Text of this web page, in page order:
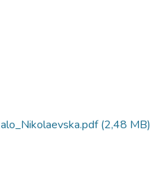
(2,48 MB)